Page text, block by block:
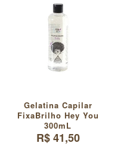
Gelatina Capilar
FixaBrilho Hey You
300mL
R$ 41,50